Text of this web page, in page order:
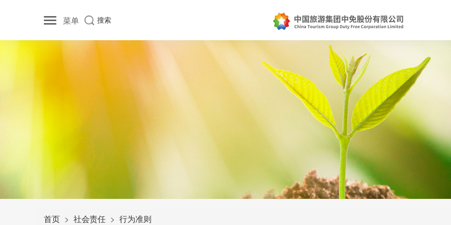
菜单 搜索
首页 社会责任 行为准则